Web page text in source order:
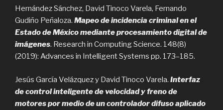
Hernández Sánchez, David Tinoco Varela, Fernando
Gudiño Peñaloza. Mapeo de incidencia criminal en el
Estado de México mediante procesamiento digital de
imágenes. Research in Computing Science. 148(8)
(2019): Advances in Intelligent Systems pp. 173–185.
Jesús García Velázquez y David Tinoco Varela. Interfaz
de control inteligente de velocidad y freno de
motores por medio de un controlador difuso aplicado